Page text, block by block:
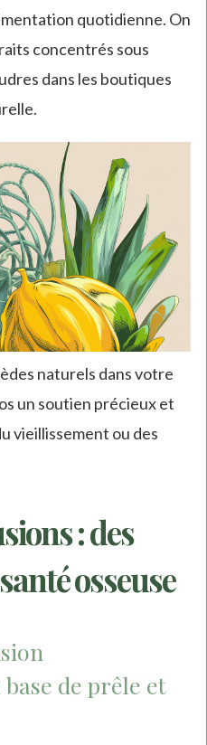
quotidienne. On
concentrés sous
dans les boutiques
naturels dans votre
un soutien précieux et
vieillissement ou des
: des
osseuse
de prêle et